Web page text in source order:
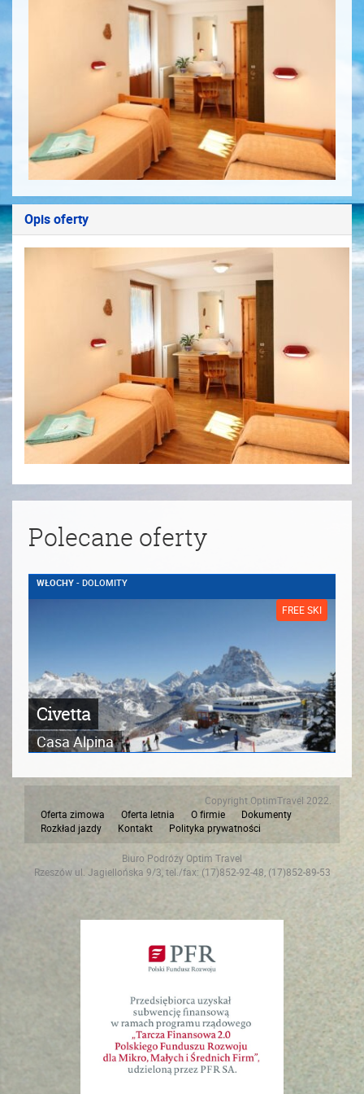
Opis oferty
Polecane oferty
WŁOCHY - DOLOMITY
FREE SKI
Civetta
Casa Alpina
Copyright OptimTravel 2022.
Oferta zimowa
Oferta letnia O firmie
Dokumenty
Rozkład jazdy
Kontakt Polityka prywatności
Biuro Podróży Optim Travel
Rzeszów ul. Jagiellońska 9/3, tel./fax: (17)852-92-48, (17)852-89-53